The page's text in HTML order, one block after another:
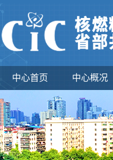
中心首页 中心概况